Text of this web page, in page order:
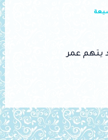
يتهم عمر